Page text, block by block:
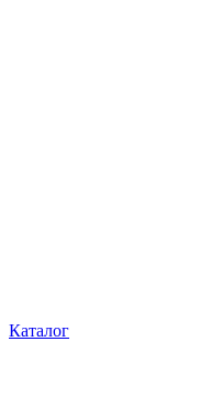
Каталог